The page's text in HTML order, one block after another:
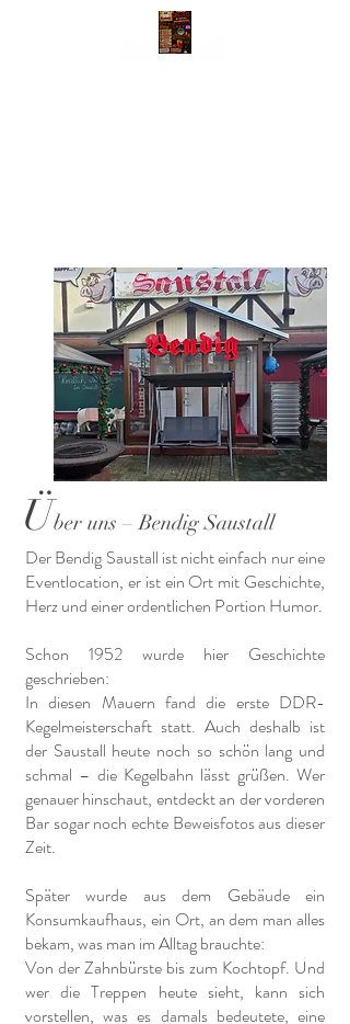
Über uns – Bendig Saustall
Der Bendig Saustall ist nicht einfach nur eine
Eventlocation, er ist ein Ort mit Geschichte,
Herz und einer ordentlichen Portion Humor.
Schon 1952 wurde hier Geschichte
geschrieben:
In diesen Mauern fand die erste DDR-
Kegelmeisterschaft statt. Auch deshalb ist
der Saustall heute noch so schön lang und
schmal – die Kegelbahn lässt grüßen. Wer
genauer hinschaut, entdeckt an der vorderen
Bar sogar noch echte Beweisfotos aus dieser
Zeit.
Später wurde aus dem Gebäude ein
Konsumkaufhaus, ein Ort, an dem man alles
bekam, was man im Alltag brauchte:
Von der Zahnbürste bis zum Kochtopf. Und
wer die Treppen heute sieht, kann sich
vorstellen, was es damals bedeutete, eine